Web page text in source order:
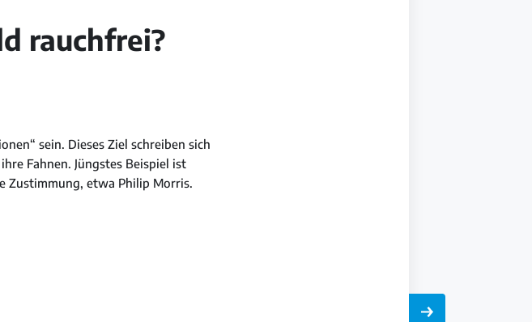
rauchfrei?
sein. Dieses Ziel schreiben sich
Fahnen. Jüngstes Beispiel ist
Zustimmung, etwa Philip Morris.